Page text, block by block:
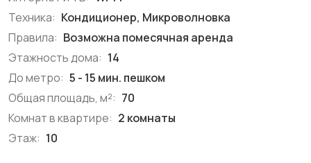
Техника: Кондиционер, Микроволновка
Правила: Возможна помесячная аренда
Этажность дома: 14
До метро: 5 - 15 мин. пешком
Общая площадь, м²: 70
Комнат в квартире: 2 комнаты
Этаж: 10